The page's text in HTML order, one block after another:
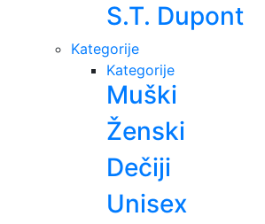
S.T. Dupont
Kategorije
Kategorije
Muški
Ženski
Dečiji
Unisex